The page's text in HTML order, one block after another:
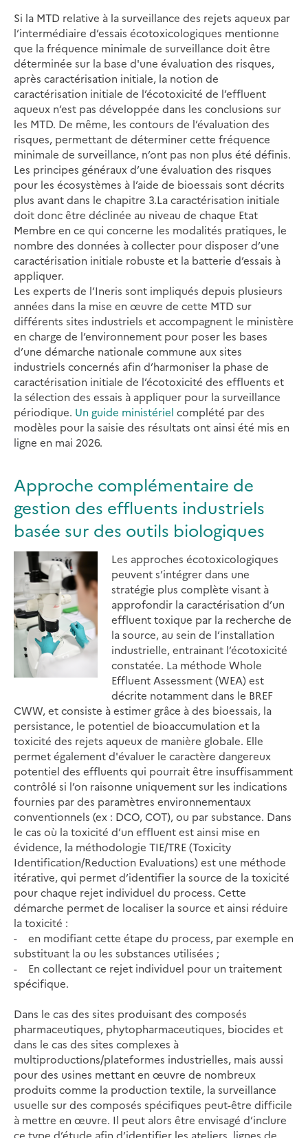
Si la MTD relative à la surveillance des rejets aqueux par
l’intermédiaire d’essais écotoxicologiques mentionne
que la fréquence minimale de surveillance doit être
déterminée sur la base d'une évaluation des risques,
après caractérisation initiale, la notion de
caractérisation initiale de l’écotoxicité de l’effluent
aqueux n’est pas développée dans les conclusions sur
les MTD. De même, les contours de l’évaluation des
risques, permettant de déterminer cette fréquence
minimale de surveillance, n’ont pas non plus été définis.
Les principes généraux d’une évaluation des risques
pour les écosystèmes à l’aide de bioessais sont décrits
plus avant dans le chapitre 3.La caractérisation initiale
doit donc être déclinée au niveau de chaque Etat
Membre en ce qui concerne les modalités pratiques, le
nombre des données à collecter pour disposer d’une
caractérisation initiale robuste et la batterie d’essais à
appliquer.
Les experts de l’Ineris sont impliqués depuis plusieurs
années dans la mise en œuvre de cette MTD sur
différents sites industriels et accompagnent le ministère
en charge de l’environnement pour poser les bases
d’une démarche nationale commune aux sites
industriels concernés afin d’harmoniser la phase de
caractérisation initiale de l’écotoxicité des effluents et
la sélection des essais à appliquer pour la surveillance
périodique. Un guide ministériel complété par des
modèles pour la saisie des résultats ont ainsi été mis en
ligne en mai 2026.
Approche complémentaire de
gestion des effluents industriels
basée sur des outils biologiques
Les approches écotoxicologiques
peuvent s’intégrer dans une
stratégie plus complète visant à
approfondir la caractérisation d’un
effluent toxique par la recherche de
la source, au sein de l’installation
industrielle, entrainant l’écotoxicité
constatée. La méthode Whole
Effluent Assessment (WEA) est
décrite notamment dans le BREF
CWW, et consiste à estimer grâce à des bioessais, la
persistance, le potentiel de bioaccumulation et la
toxicité des rejets aqueux de manière globale. Elle
permet également d'évaluer le caractère dangereux
potentiel des effluents qui pourrait être insuffisamment
contrôlé si l’on raisonne uniquement sur les indications
fournies par des paramètres environnementaux
conventionnels (ex : DCO, COT), ou par substance. Dans
le cas où la toxicité d’un effluent est ainsi mise en
évidence, la méthodologie TIE/TRE (Toxicity
Identification/Reduction Evaluations) est une méthode
itérative, qui permet d’identifier la source de la toxicité
pour chaque rejet individuel du process. Cette
démarche permet de localiser la source et ainsi réduire
la toxicité :
- en modifiant cette étape du process, par exemple en
substituant la ou les substances utilisées ;
- En collectant ce rejet individuel pour un traitement
spécifique.
Dans le cas des sites produisant des composés
pharmaceutiques, phytopharmaceutiques, biocides et
dans le cas des sites complexes à
multiproductions/plateformes industrielles, mais aussi
pour des usines mettant en œuvre de nombreux
produits comme la production textile, la surveillance
usuelle sur des composés spécifiques peut-être difficile
à mettre en œuvre. Il peut alors être envisagé d’inclure
ce type d’étude afin d’identifier les ateliers, lignes de